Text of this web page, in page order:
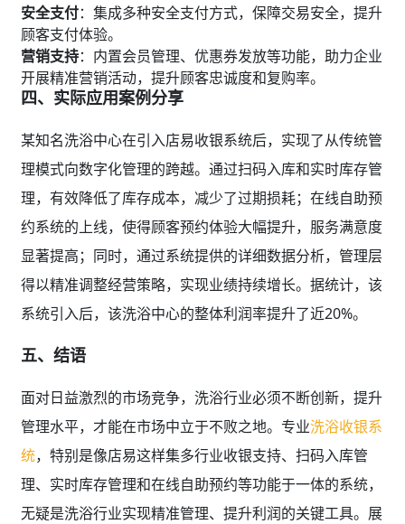
安全支付：集成多种安全支付方式，保障交易安全，提升
顾客支付体验。
营销支持：内置会员管理、优惠券发放等功能，助力企业
开展精准营销活动，提升顾客忠诚度和复购率。
四、实际应用案例分享
某知名洗浴中心在引入店易收银系统后，实现了从传统管
理模式向数字化管理的跨越。通过扫码入库和实时库存管
理，有效降低了库存成本，减少了过期损耗；在线自助预
约系统的上线，使得顾客预约体验大幅提升，服务满意度
显著提高；同时，通过系统提供的详细数据分析，管理层
得以精准调整经营策略，实现业绩持续增长。据统计，该
系统引入后，该洗浴中心的整体利润率提升了近20%。
五、结语
面对日益激烈的市场竞争，洗浴行业必须不断创新，提升
管理水平，才能在市场中立于不败之地。专业洗浴收银系
统，特别是像店易这样集多行业收银支持、扫码入库管
理、实时库存管理和在线自助预约等功能于一体的系统，
无疑是洗浴行业实现精准管理、提升利润的关键工具。展